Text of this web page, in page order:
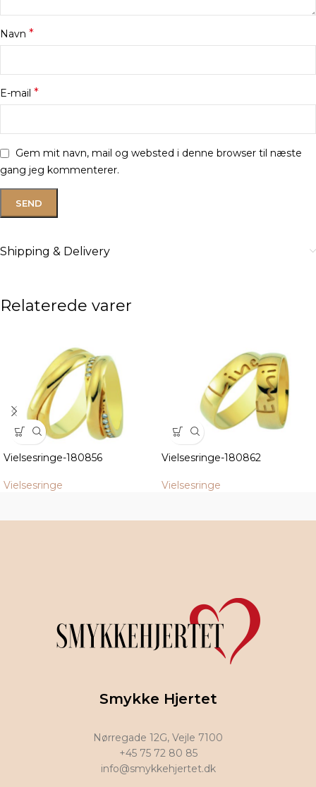
Navn *
E-mail *
Gem mit navn, mail og websted i denne browser til næste
gang jeg kommenterer.
Shipping & Delivery
Relaterede varer
Vielsesringe-180856
Vielsesringe
Vielsesringe-180862
Vielsesringe
Smykke Hjertet
Nørregade 12G, Vejle 7100
+45 75 72 80 85
info@smykkehjertet.dk